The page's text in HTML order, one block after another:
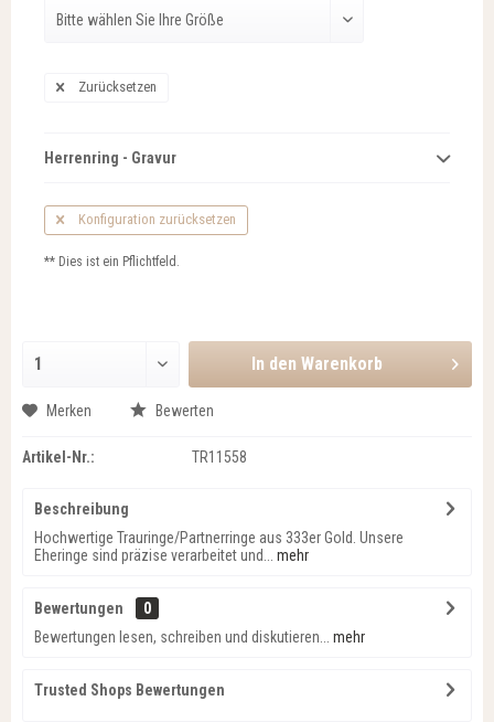
Zurücksetzen
Herrenring - Gravur
Konfiguration zurücksetzen
** Dies ist ein Pflichtfeld.
In den Warenkorb
Merken Bewerten
Artikel-Nr.: TR11558
Beschreibung
Hochwertige Trauringe/Partnerringe aus 333er Gold. Unsere
Eheringe sind präzise verarbeitet und...
mehr
Bewertungen
0
Bewertungen lesen, schreiben und diskutieren...
mehr
Trusted Shops Bewertungen